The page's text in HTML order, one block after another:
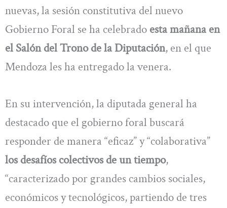
nuevas, la sesión constitutiva del nuevo
Gobierno Foral se ha celebrado esta mañana en
el Salón del Trono de la Diputación, en el que
Mendoza les ha entregado la venera.
En su intervención, la diputada general ha
destacado que el gobierno foral buscará
responder de manera “eficaz” y “colaborativa”
los desafíos colectivos de un tiempo,
“caracterizado por grandes cambios sociales,
económicos y tecnológicos, partiendo de tres